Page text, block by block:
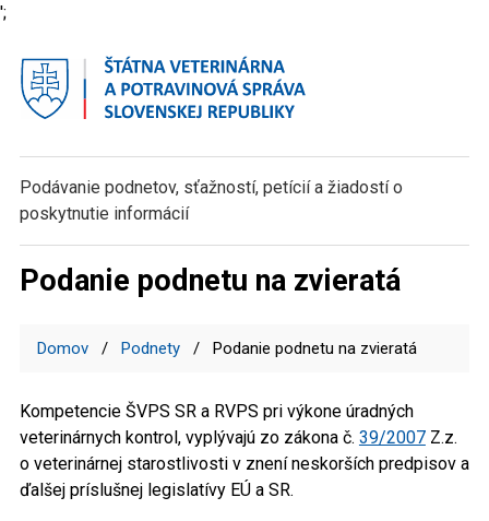
';
Podávanie podnetov, sťažností, petícií a žiadostí o
poskytnutie informácií
Podanie podnetu na zvieratá
Domov Podnety Podanie podnetu na zvieratá
Kompetencie ŠVPS SR a RVPS pri výkone úradných
veterinárnych kontrol, vyplývajú zo zákona č. 39/2007Z.z.
o veterinárnej starostlivosti v znení neskorších predpisov a
ďalšej príslušnej legislatívy EÚ a SR.